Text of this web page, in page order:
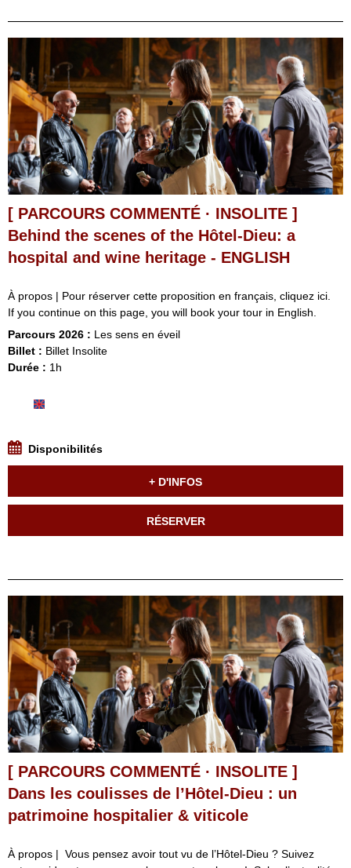
Behind the scenes of the Hôtel-Dieu: a
hospital and wine heritage - ENGLISH
[ PARCOURS COMMENTÉ · INSOLITE ]
À propos | Pour réserver cette proposition en français, cliquez ici.
If you continue on this page, you will book your tour in English.
Parcours 2026 : Les sens en éveil
Billet : Billet Insolite
Durée : 1h
Disponibilités
+ D'INFOS
RÉSERVER
Dans les coulisses de l’Hôtel-Dieu : un
patrimoine hospitalier & viticole
[ PARCOURS COMMENTÉ · INSOLITE ]
À propos | Vous pensez avoir tout vu de l’Hôtel-Dieu ? Suivez